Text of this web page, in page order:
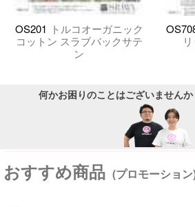
OS201 トルコオーガニック
コットン スラブバックサテ
ン
何かお困りのことはございませんか
おすすめ商品 (プロモーショ